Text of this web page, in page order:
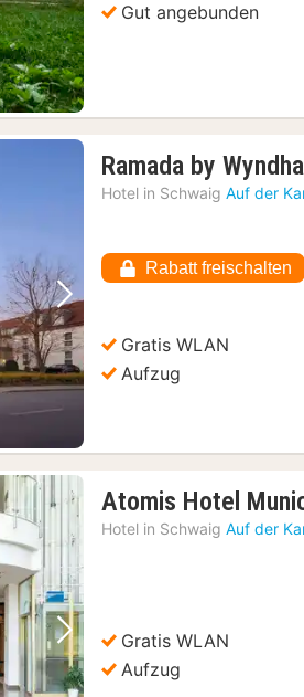
Gut angebunden
Nächstes Bild
Ramada by
Hotel in Schwaig Auf der
Rabatt freischalten
Gratis WLAN
Aufzug
Nächstes Bild
Atomis Hotel
Hotel in Schwaig Auf der
Gratis WLAN
Aufzug